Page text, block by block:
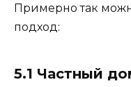
Примерно так
подход:
5.1 Частный